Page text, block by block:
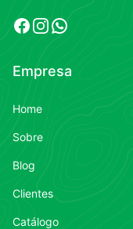
Facebook
Instagram
WhatsApp
Empresa
Home
Sobre
Blog
Clientes
Catálogo